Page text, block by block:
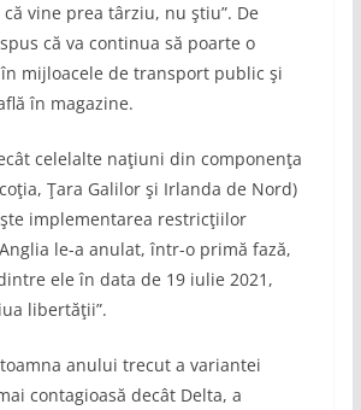
vine prea târziu, nu ştiu”. De
că va continua să poarte o
mijloacele de transport public şi
în magazine.
celelalte naţiuni din componenţa
Ţara Galilor şi Irlanda de Nord)
implementarea restricţiilor
le-a anulat, într-o primă fază,
ele în data de 19 iulie 2021,
libertăţii”.
anului trecut a variantei
contagioasă decât Delta, a